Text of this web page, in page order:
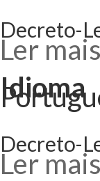
Decreto-
Ler mais
Idioma
Decreto-
Ler mais